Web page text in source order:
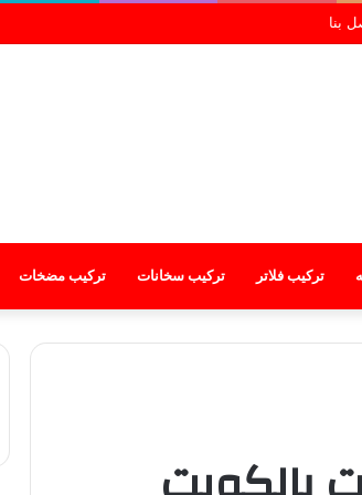
بنا
تركيب فلاتر تركيب سخانات تركيب مضخات